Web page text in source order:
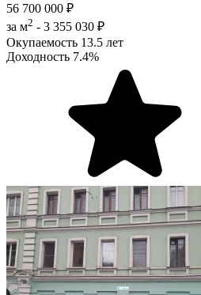
56 700 000 ₽
за м2 - 3 355 030 ₽
Окупаемость 13.5 лет
Доходность 7.4%